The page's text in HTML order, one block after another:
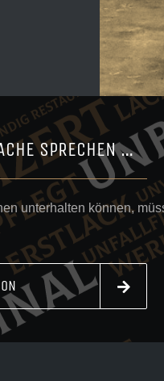
SPRECHEN …
unterhalten können,